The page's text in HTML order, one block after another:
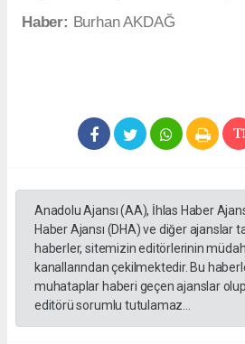
Haber: Burhan AKDAĞ
Anadolu Ajansı (AA), İhlas Haber
Haber Ajansı (DHA) ve diğer ajanslar
haberler, sitemizin editörlerinin
kanallarından çekilmektedir. Bu
muhataplar haberi geçen ajanslar
editörü sorumlu tutulamaz...